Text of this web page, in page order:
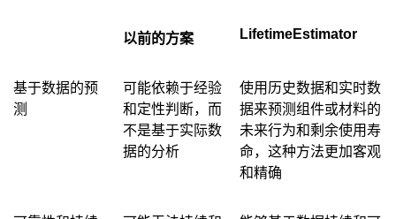
以前的方案 LifetimeEstimator
基于数据的预
测
可能依赖于经验
和定性判断，而
不是基于实际数
据的分析
使用历史数据和实时数
据来预测组件或材料的
未来行为和剩余使用寿
命，这种方法更加客观
和精确